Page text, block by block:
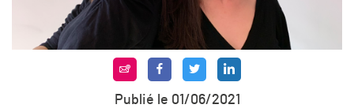
Publié le 01/06/2021